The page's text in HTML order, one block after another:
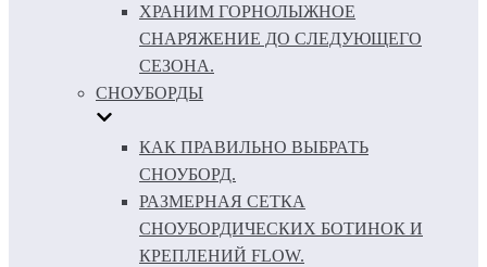
ХРАНИМ ГОРНОЛЫЖНОЕ
СНАРЯЖЕНИЕ ДО СЛЕДУЮЩЕГО
СЕЗОНА.
СНОУБОРДЫ
КАК ПРАВИЛЬНО ВЫБРАТЬ
СНОУБОРД.
РАЗМЕРНАЯ СЕТКА
СНОУБОРДИЧЕСКИХ БОТИНОК И
КРЕПЛЕНИЙ FLOW.